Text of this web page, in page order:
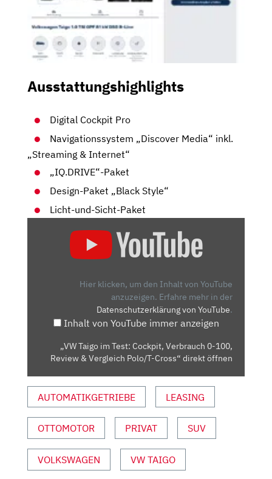
Ausstattungshighlights
Digital Cockpit Pro
Navigationssystem „Discover Media“ inkl.
„Streaming & Internet“
„IQ.DRIVE“-Paket
Design-Paket „Black Style“
Licht-und-Sicht-Paket
POLO/T-
CROSS“
YOUTUBE
ANZEIGEN
Hier klicken, um den Inhalt von YouTube
anzuzeigen. Erfahre mehr in der
Datenschutzerklärung von YouTube.
Inhalt von YouTube immer anzeigen
„VW Taigo im Test: Cockpit, Verbrauch 0-100,
Review & Vergleich Polo/T-Cross“ direkt öffnen
AUTOMATIKGETRIEBE LEASING
OTTOMOTOR PRIVAT SUV
VOLKSWAGEN VW TAIGO